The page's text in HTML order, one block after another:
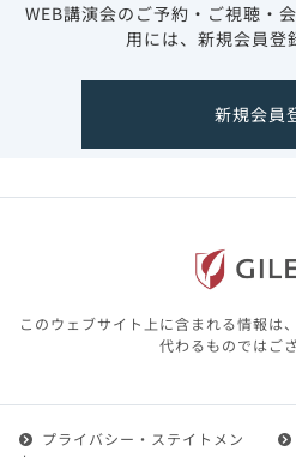
WEB講演会のご予約・ご視聴・
用には、新規会員登
新規会員
このウェブサイト上に含まれる情報は
代わるものではご
プライバシー・ステイトメン